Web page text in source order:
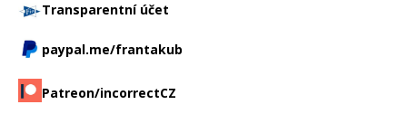
Transparentní účet
paypal.me/frantakub
Patreon/incorrectCZ